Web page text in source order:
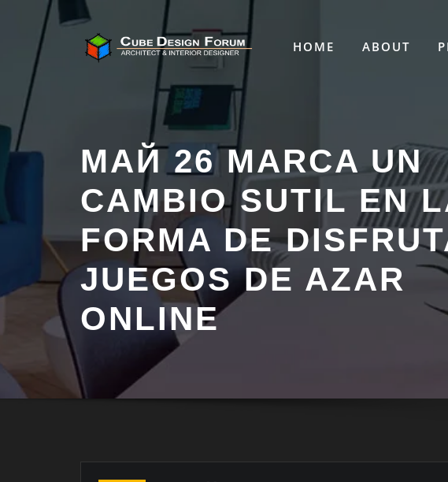
HOME ABOUT
MАЙ 26 MARCA UN
CAMBIO SUTIL EN
FORMA DE
JUEGOS DE AZAR
ONLINE